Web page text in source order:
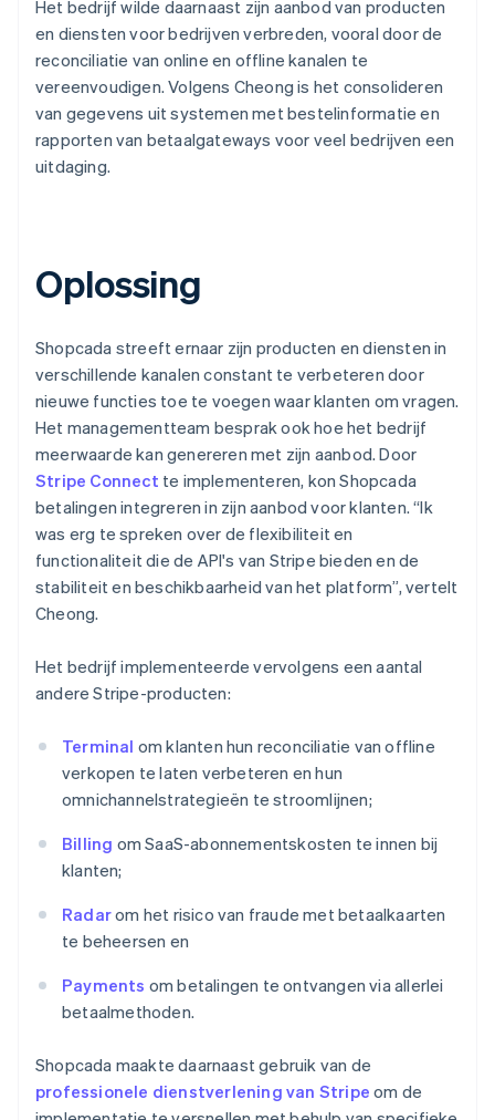
Het bedrijf wilde daarnaast zijn aanbod van producten
en diensten voor bedrijven verbreden, vooral door de
reconciliatie van online en offline kanalen te
vereenvoudigen. Volgens Cheong is het consolideren
van gegevens uit systemen met bestelinformatie en
rapporten van betaalgateways voor veel bedrijven een
uitdaging.
Oplossing
Shopcada streeft ernaar zijn producten en diensten in
verschillende kanalen constant te verbeteren door
nieuwe functies toe te voegen waar klanten om vragen.
Het managementteam besprak ook hoe het bedrijf
meerwaarde kan genereren met zijn aanbod. Door
Stripe Connect te implementeren, kon Shopcada
betalingen integreren in zijn aanbod voor klanten. “Ik
was erg te spreken over de flexibiliteit en
functionaliteit die de API's van Stripe bieden en de
stabiliteit en beschikbaarheid van het platform”, vertelt
Cheong.
Het bedrijf implementeerde vervolgens een aantal
andere Stripe-producten:
Terminal om klanten hun reconciliatie van offline
verkopen te laten verbeteren en hun
omnichannelstrategieën te stroomlijnen;
Billing om SaaS-abonnementskosten te innen bij
klanten;
Radarom het risico van fraude met betaalkaarten
te beheersen en
Payments om betalingen te ontvangen via allerlei
betaalmethoden.
Shopcada maakte daarnaast gebruik van de
professionele dienstverlening van Stripe om de